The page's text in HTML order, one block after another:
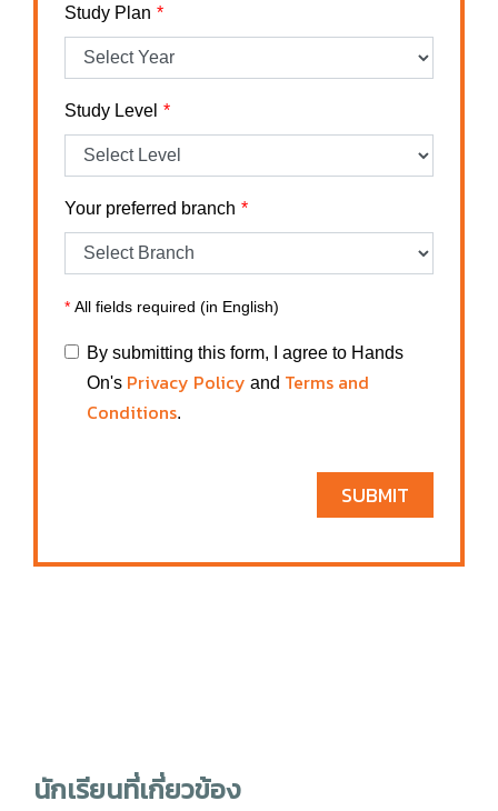
Study Plan
Study Level
Your preferred branch
* All fields required (in English)
By submitting this form, I agree to Hands
On's Privacy Policy and Terms and
Conditions.
SUBMIT
นักเรียนที่เกี่ยวข้อง